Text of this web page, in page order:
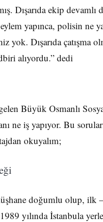
Dışarıda ekip
yapınca, polisin ne
yok. Dışarıda çatışma
alıyordu.” dedi
Büyük Osmanlı
ne iş yapıyor. Bu
okuyalım;
doğumlu olup, ilk
yılında İstanbula